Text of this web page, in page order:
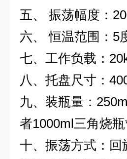
五、 振荡幅度：
六、 恒温范围：
七、工作负载：
八、托盘尺寸：
九、装瓶量：
者1000ml三角烧
十、振荡方式：